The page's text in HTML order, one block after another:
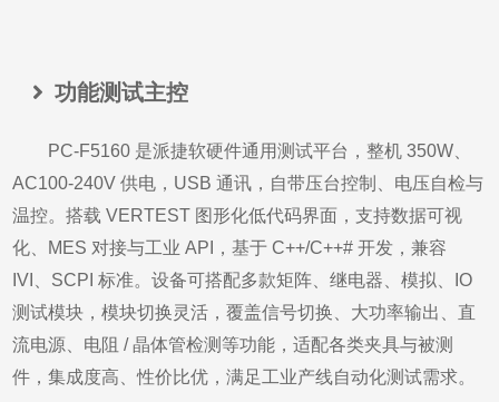
功能测试主控
PC-F5160 是派捷软硬件通用测试平台，整机 350W、
AC100-240V 供电，USB 通讯，自带压台控制、电压自检与
温控。搭载 VERTEST 图形化低代码界面，支持数据可视
化、MES 对接与工业 API，基于 C++/C++# 开发，兼容
IVI、SCPI 标准。设备可搭配多款矩阵、继电器、模拟、IO
测试模块，模块切换灵活，覆盖信号切换、大功率输出、直
流电源、电阻 / 晶体管检测等功能，适配各类夹具与被测
件，集成度高、性价比优，满足工业产线自动化测试需求。